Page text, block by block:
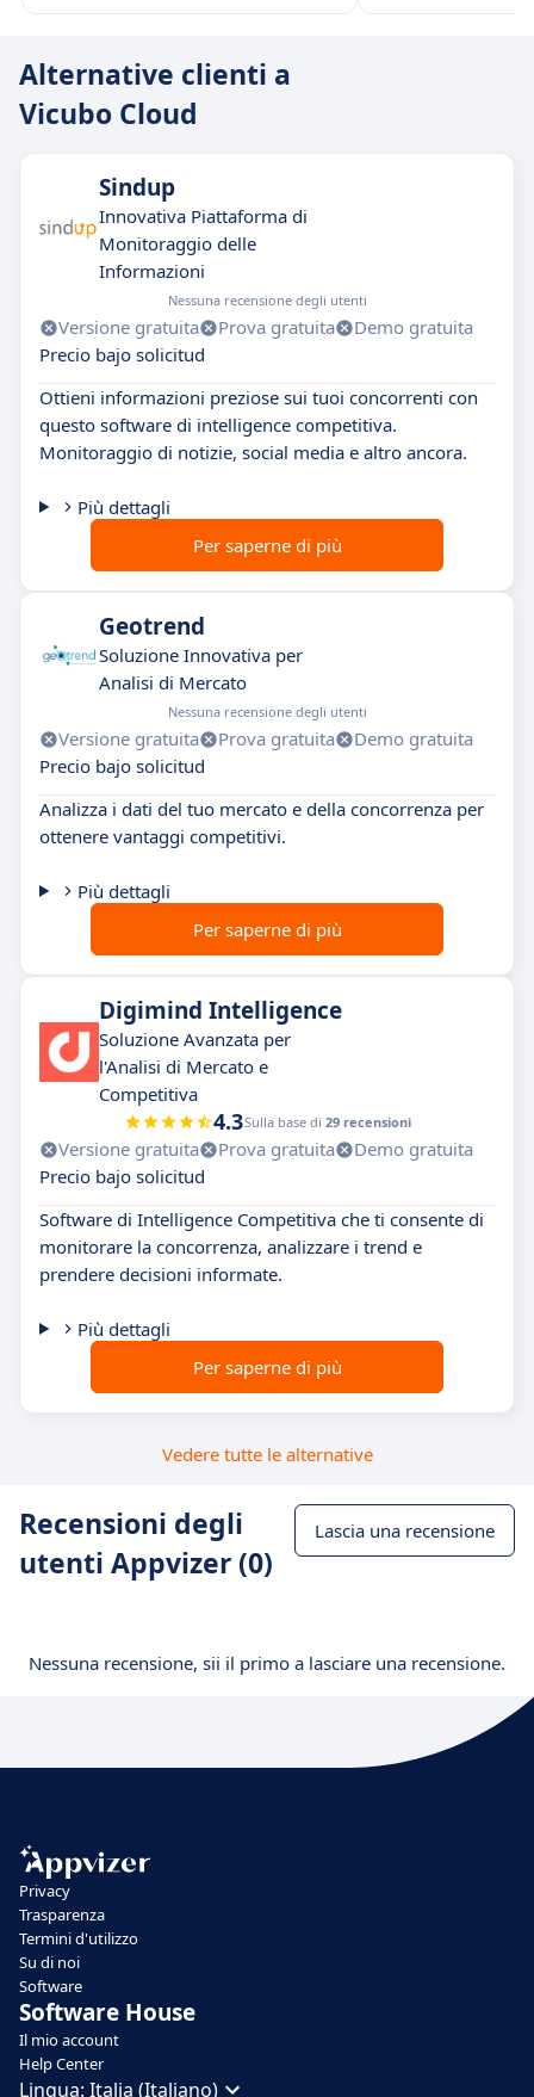
Alternative clienti a
Vicubo Cloud
Sindup
Innovativa Piattaforma di
Monitoraggio delle
Informazioni
Nessuna recensione degli utenti
Versione gratuita Prova gratuita
Demo gratuita
Precio bajo solicitud
Ottieni informazioni preziose sui tuoi concorrenti con
questo software di intelligence competitiva.
Monitoraggio di notizie, social media e altro ancora.
Più dettagli
Per saperne di più
Geotrend
Soluzione Innovativa per
Analisi di Mercato
Nessuna recensione degli utenti
Versione gratuita Prova gratuita
Demo gratuita
Precio bajo solicitud
Analizza i dati del tuo mercato e della concorrenza per
ottenere vantaggi competitivi.
Più dettagli
Per saperne di più
Digimind Intelligence
Soluzione Avanzata per
l'Analisi di Mercato e
Competitiva
4.3Sulla base di 29 recensioni
Versione gratuita Prova gratuita
Demo gratuita
Precio bajo solicitud
Software di Intelligence Competitiva che ti consente di
monitorare la concorrenza, analizzare i trend e
prendere decisioni informate.
Più dettagli
Per saperne di più
Vedere tutte le alternative
Recensioni degli
utenti Appvizer (0)
Lascia una recensione
Nessuna recensione, sii il primo a lasciare una recensione.
Privacy
Trasparenza
Termini d'utilizzo
Su di noi
Software
Software House
Il mio account
Help Center
Lingua: Italia (Italiano)